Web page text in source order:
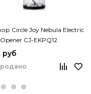
Circle Joy Nebula Electric
CJ-EKPQ12
руб